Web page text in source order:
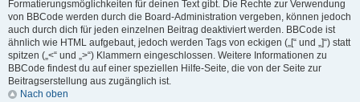
Formatierungsmöglichkeiten für deinen Text gibt. Die Rechte zur Verwendung
von BBCode werden durch die Board-Administration vergeben, können jedoch
auch durch dich für jeden einzelnen Beitrag deaktiviert werden. BBCode ist
ähnlich wie HTML aufgebaut, jedoch werden Tags von eckigen („[“ und „]“) statt
spitzen („<“ und „>“) Klammern eingeschlossen. Weitere Informationen zu
BBCode findest du auf einer speziellen Hilfe-Seite, die von der Seite zur
Beitragserstellung aus zugänglich ist.
Nach oben